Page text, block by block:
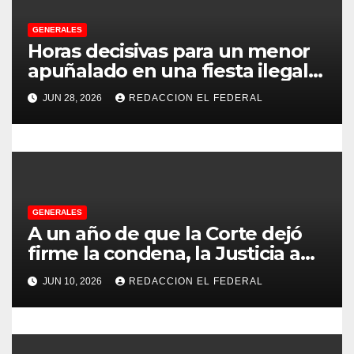
e
e
n
t
r
d
a
s
GENERALES
Horas decisivas para un menor
apuñalado en una fiesta ilegal
con más de 500 asistentes en
Chilecito
JUN 28, 2026 REDACCION EL FEDERAL
GENERALES
A un año de que la Corte dejó
firme la condena, la Justicia aún
no pudo decomisarle ni un peso
a CFK
JUN 10, 2026 REDACCION EL FEDERAL